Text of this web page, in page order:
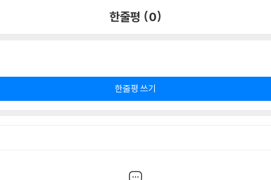
한줄평 (0)
한줄평 쓰기